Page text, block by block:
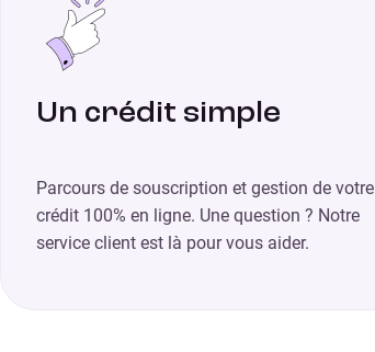
Un crédit simple
Parcours de souscription et gestion de votre
crédit 100% en ligne. Une question ? Notre
service client est là pour vous aider.